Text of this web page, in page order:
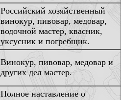
Российский хозяйственный
винокур, пивовар, медовар,
водочной мастер, квасник,
уксусник и погребщик.
Винокур, пивовар, медовар и
других дел мастер.
Полное наставление о